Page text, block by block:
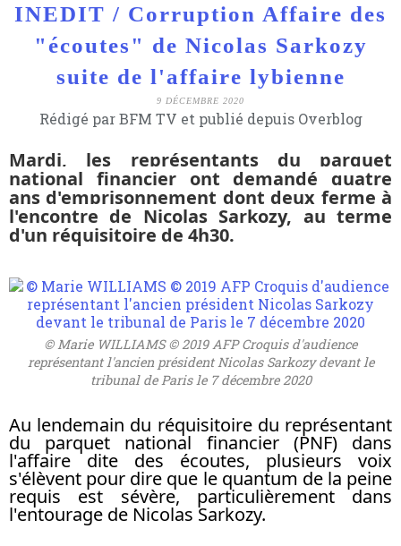
INEDIT / Corruption Affaire des
"écoutes" de Nicolas Sarkozy
suite de l'affaire lybienne
9 DÉCEMBRE 2020
Rédigé par BFM TV et publié depuis Overblog
Mardi, les représentants du parquet
national financier ont demandé quatre
ans d'emprisonnement dont deux ferme à
l'encontre de Nicolas Sarkozy, au terme
d'un réquisitoire de 4h30.
© Marie WILLIAMS © 2019 AFP Croquis d'audience
représentant l'ancien président Nicolas Sarkozy devant le
tribunal de Paris le 7 décembre 2020
Au lendemain du réquisitoire du représentant
du parquet national financier (PNF) dans
l'affaire dite des écoutes, plusieurs voix
s'élèvent pour dire que le quantum de la peine
requis est sévère, particulièrement dans
l'entourage de Nicolas Sarkozy.